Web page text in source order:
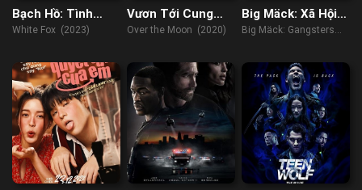
Bạch Hồ: Tình
Duyên
White Fox (2023)
Vươn Tới Cung
Trăng
Over the Moon (2020)
Big Mäck: Xã Hội
Đen Và Vàng
Big Mäck: Gangsters